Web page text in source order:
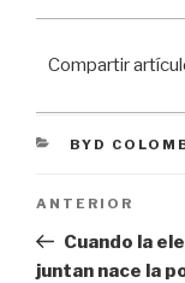
Compartir
BYD
Previous
Post
ANTERIOR
Cuando la
juntan nace la